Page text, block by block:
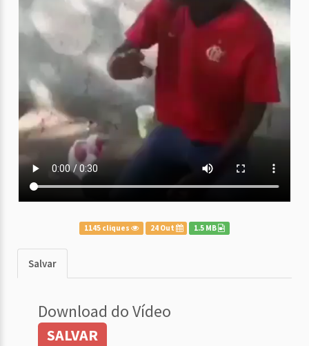
1145 cliques 24 Out 1.5 MB
Salvar
Download do Vídeo
SALVAR